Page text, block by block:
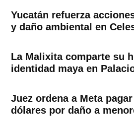
Yucatán refuerza
y daño ambiental en
La Malixita comparte su
identidad maya en
Juez ordena a Meta
dólares por daño a